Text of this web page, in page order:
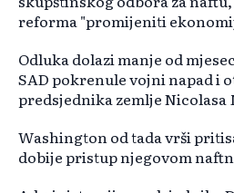
reforma "promijeniti
Odluka dolazi manje od
SAD pokrenule vojni napad i
predsjednika zemlje Nicolasa
Washington od tada vrši
dobije pristup njegovom